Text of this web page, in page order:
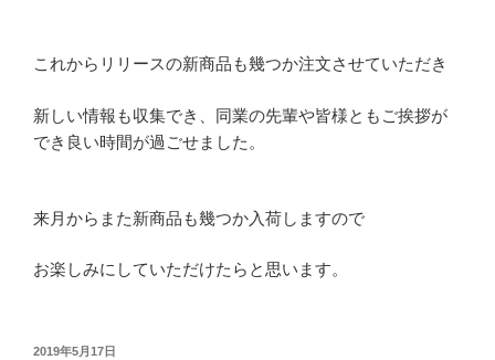
これからリリースの新商品も幾つか注文させていただき
新しい情報も収集でき、同業の先輩や皆様ともご挨拶が
でき良い時間が過ごせました。
来月からまた新商品も幾つか入荷しますので
お楽しみにしていただけたらと思います。
投
2019年5月17日